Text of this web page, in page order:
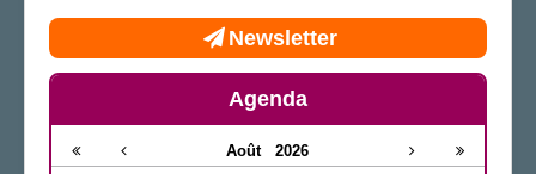
Newsletter
Agenda
Août 2026